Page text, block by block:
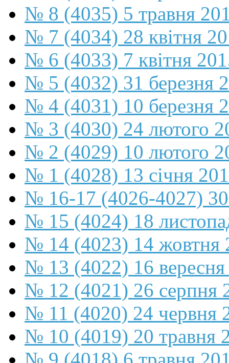
№ 8 (4035) 5 травня
№ 7 (4034) 28 квітня
№ 6 (4033) 7 квітня
№ 5 (4032) 31 березня
№ 4 (4031) 10 березня
№ 3 (4030) 24 лютого
№ 2 (4029) 10 лютого
№ 1 (4028) 13 січня
№ 16-17 (4026-4027) 30
№ 15 (4024) 18
№ 14 (4023) 14 жовтня
№ 13 (4022) 16
№ 12 (4021) 26 серпня
№ 11 (4020) 24 червня
№ 10 (4019) 20 травня